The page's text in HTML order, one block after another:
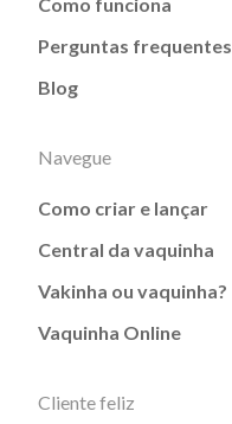
Perguntas frequentes
Blog
Navegue
Como criar e lançar
Central da vaquinha
Vakinha ou vaquinha?
Vaquinha Online
Cliente feliz